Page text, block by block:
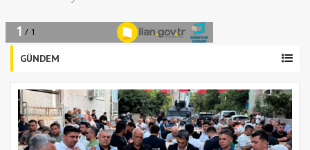
GÜNDEM